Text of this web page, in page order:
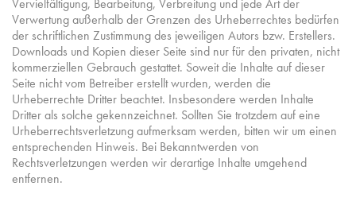
Vervielfältigung, Bearbeitung, Verbreitung und jede Art der
Verwertung außerhalb der Grenzen des Urheberrechtes bedürfen
der schriftlichen Zustimmung des jeweiligen Autors bzw. Erstellers.
Downloads und Kopien dieser Seite sind nur für den privaten, nicht
kommerziellen Gebrauch gestattet. Soweit die Inhalte auf dieser
Seite nicht vom Betreiber erstellt wurden, werden die
Urheberrechte Dritter beachtet. Insbesondere werden Inhalte
Dritter als solche gekennzeichnet. Sollten Sie trotzdem auf eine
Urheberrechtsverletzung aufmerksam werden, bitten wir um einen
entsprechenden Hinweis. Bei Bekanntwerden von
Rechtsverletzungen werden wir derartige Inhalte umgehend
entfernen.